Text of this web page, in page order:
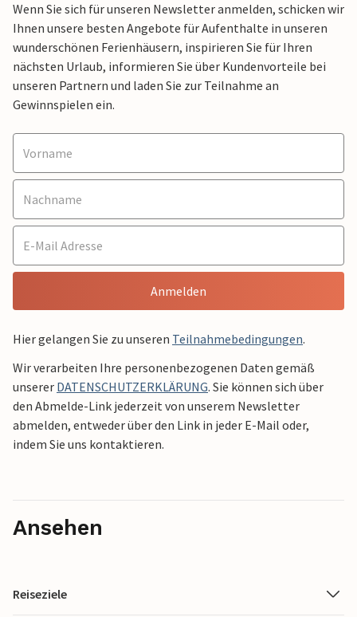
Wenn Sie sich für unseren Newsletter anmelden, schicken wir
Ihnen unsere besten Angebote für Aufenthalte in unseren
wunderschönen Ferienhäusern, inspirieren Sie für Ihren
nächsten Urlaub, informieren Sie über Kundenvorteile bei
unseren Partnern und laden Sie zur Teilnahme an
Gewinnspielen ein.
Anmelden
Hier gelangen Sie zu unseren Teilnahmebedingungen.
Wir verarbeiten Ihre personenbezogenen Daten gemäß
unserer DATENSCHUTZERKLÄRUNG. Sie können sich über
den Abmelde-Link jederzeit von unserem Newsletter
abmelden, entweder über den Link in jeder E-Mail oder,
indem Sie uns kontaktieren.
Ansehen
Reiseziele